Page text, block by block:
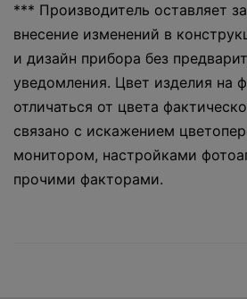
*** Производитель оставляет
внесение изменений в
и дизайн прибора без
уведомления. Цвет изделия на
отличаться от цвета
связано с искажением
монитором, настройками
прочими факторами.